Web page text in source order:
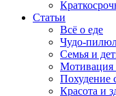
Статьи
Всё о еде
Чудо-
Семья и
Мотивация
Похудение
Красота и